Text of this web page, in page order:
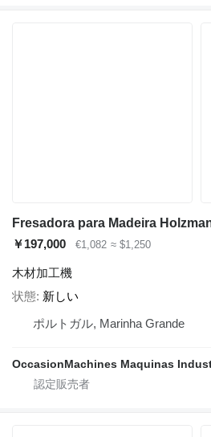
Fresadora para Madeira
￥197,000
€1,082 ≈ $1,250
木材加工機
状態 新しい
ポルトガル, Marinha Grande
OccasionMachines Maquinas